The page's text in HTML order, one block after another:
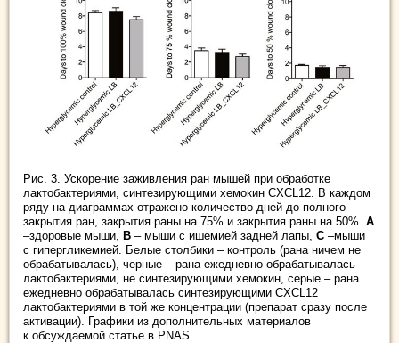
Рис. 3. Ускорение заживления ран мышей при обработке
лактобактериями, синтезирующими хемокин CXCL12. В каждом
ряду на диаграммах отражено количество дней до полного
закрытия ран, закрытия раны на 75% и закрытия раны на 50%. А
–здоровые мыши, B – мыши с ишемией задней лапы, C –мыши
с гипергликемией. Белые столбики – контроль (рана ничем не
обрабатывалась), черные – рана ежедневно обрабатывалась
лактобактериями, не синтезирующими хемокин, серые – рана
ежедневно обрабатывалась синтезирующими CXCL12
лактобактериями в той же концентрации (препарат сразу после
активации). Графики из дополнительных материалов
к обсуждаемой статье в PNAS